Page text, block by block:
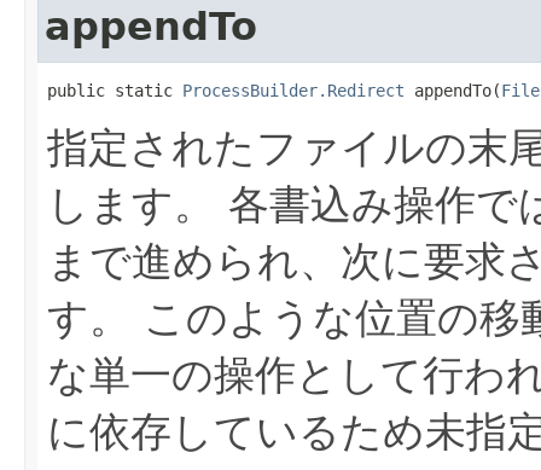
appendTo
public static ProcessBuilder.Redirect appendTo(File
指定されたファイルの末
します。
各書込み操作で
まで進められ、次に要求
す。
このような位置の移
な単一の操作として行わ
に依存しているため未指